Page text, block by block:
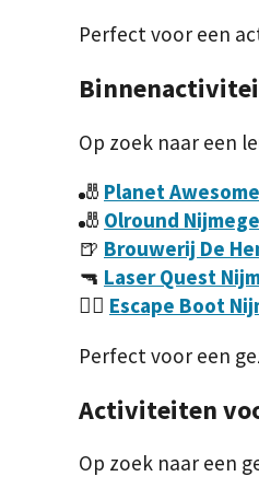
Perfect voor een
Op zoek naar een
🎳 Planet Awesome
🎳 Olround
🍺 Brouwerij De
🔫 Laser Quest
🕵️‍♂️ Escape Boot
Perfect voor een
Activiteiten
Op zoek naar een